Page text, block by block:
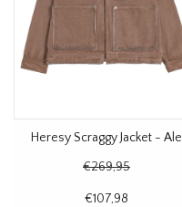
Heresy Scraggy Jacket - Ale
€269,95
€107,98